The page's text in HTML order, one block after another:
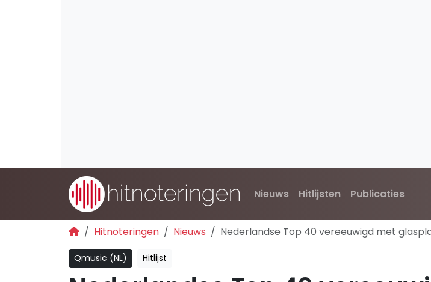
Nieuws Hitlijsten Publicaties
Hitnoteringen Nieuws Nederlandse Top 40 vereeuwigd met
Qmusic (NL) Hitlijst